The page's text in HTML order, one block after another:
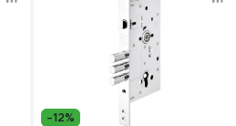
-12%